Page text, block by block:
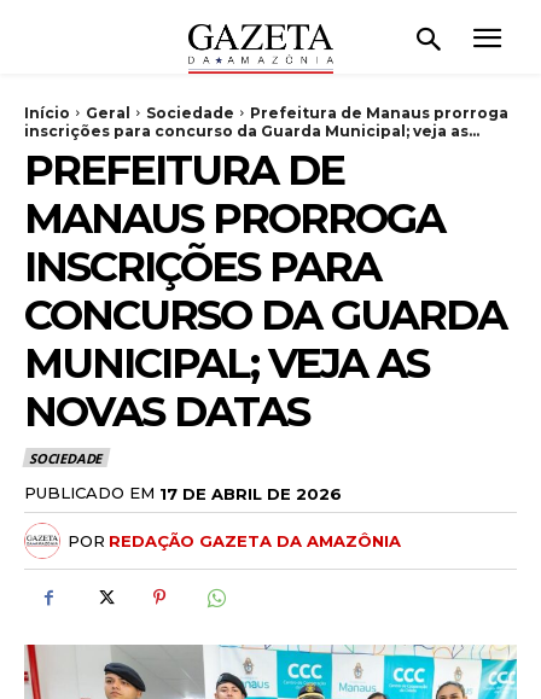
Início Geral Sociedade
Prefeitura de Manaus prorroga
inscrições para concurso da Guarda Municipal; veja as...
PREFEITURA DE
MANAUS PRORROGA
INSCRIÇÕES PARA
CONCURSO DA GUARDA
MUNICIPAL; VEJA AS
NOVAS DATAS
SOCIEDADE
PUBLICADO EM 17 DE ABRIL DE 2026
POR REDAÇÃO GAZETA DA AMAZÔNIA